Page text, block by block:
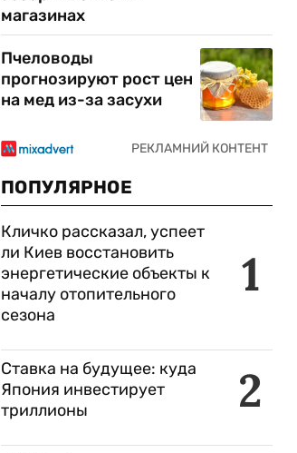
магазинах
Пчеловоды
прогнозируют рост цен
на мед из-за засухи
ПОПУЛЯРНОЕ
1
Кличко рассказал, успеет
ли Киев восстановить
энергетические объекты к
началу отопительного
сезона
2
Ставка на будущее: куда
Япония инвестирует
триллионы